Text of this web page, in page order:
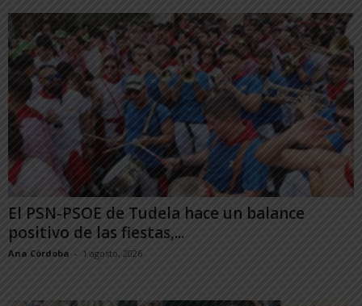
El PSN-PSOE de Tudela hace un balance
positivo de las fiestas,...
Ana Córdoba - 1 agosto, 2026